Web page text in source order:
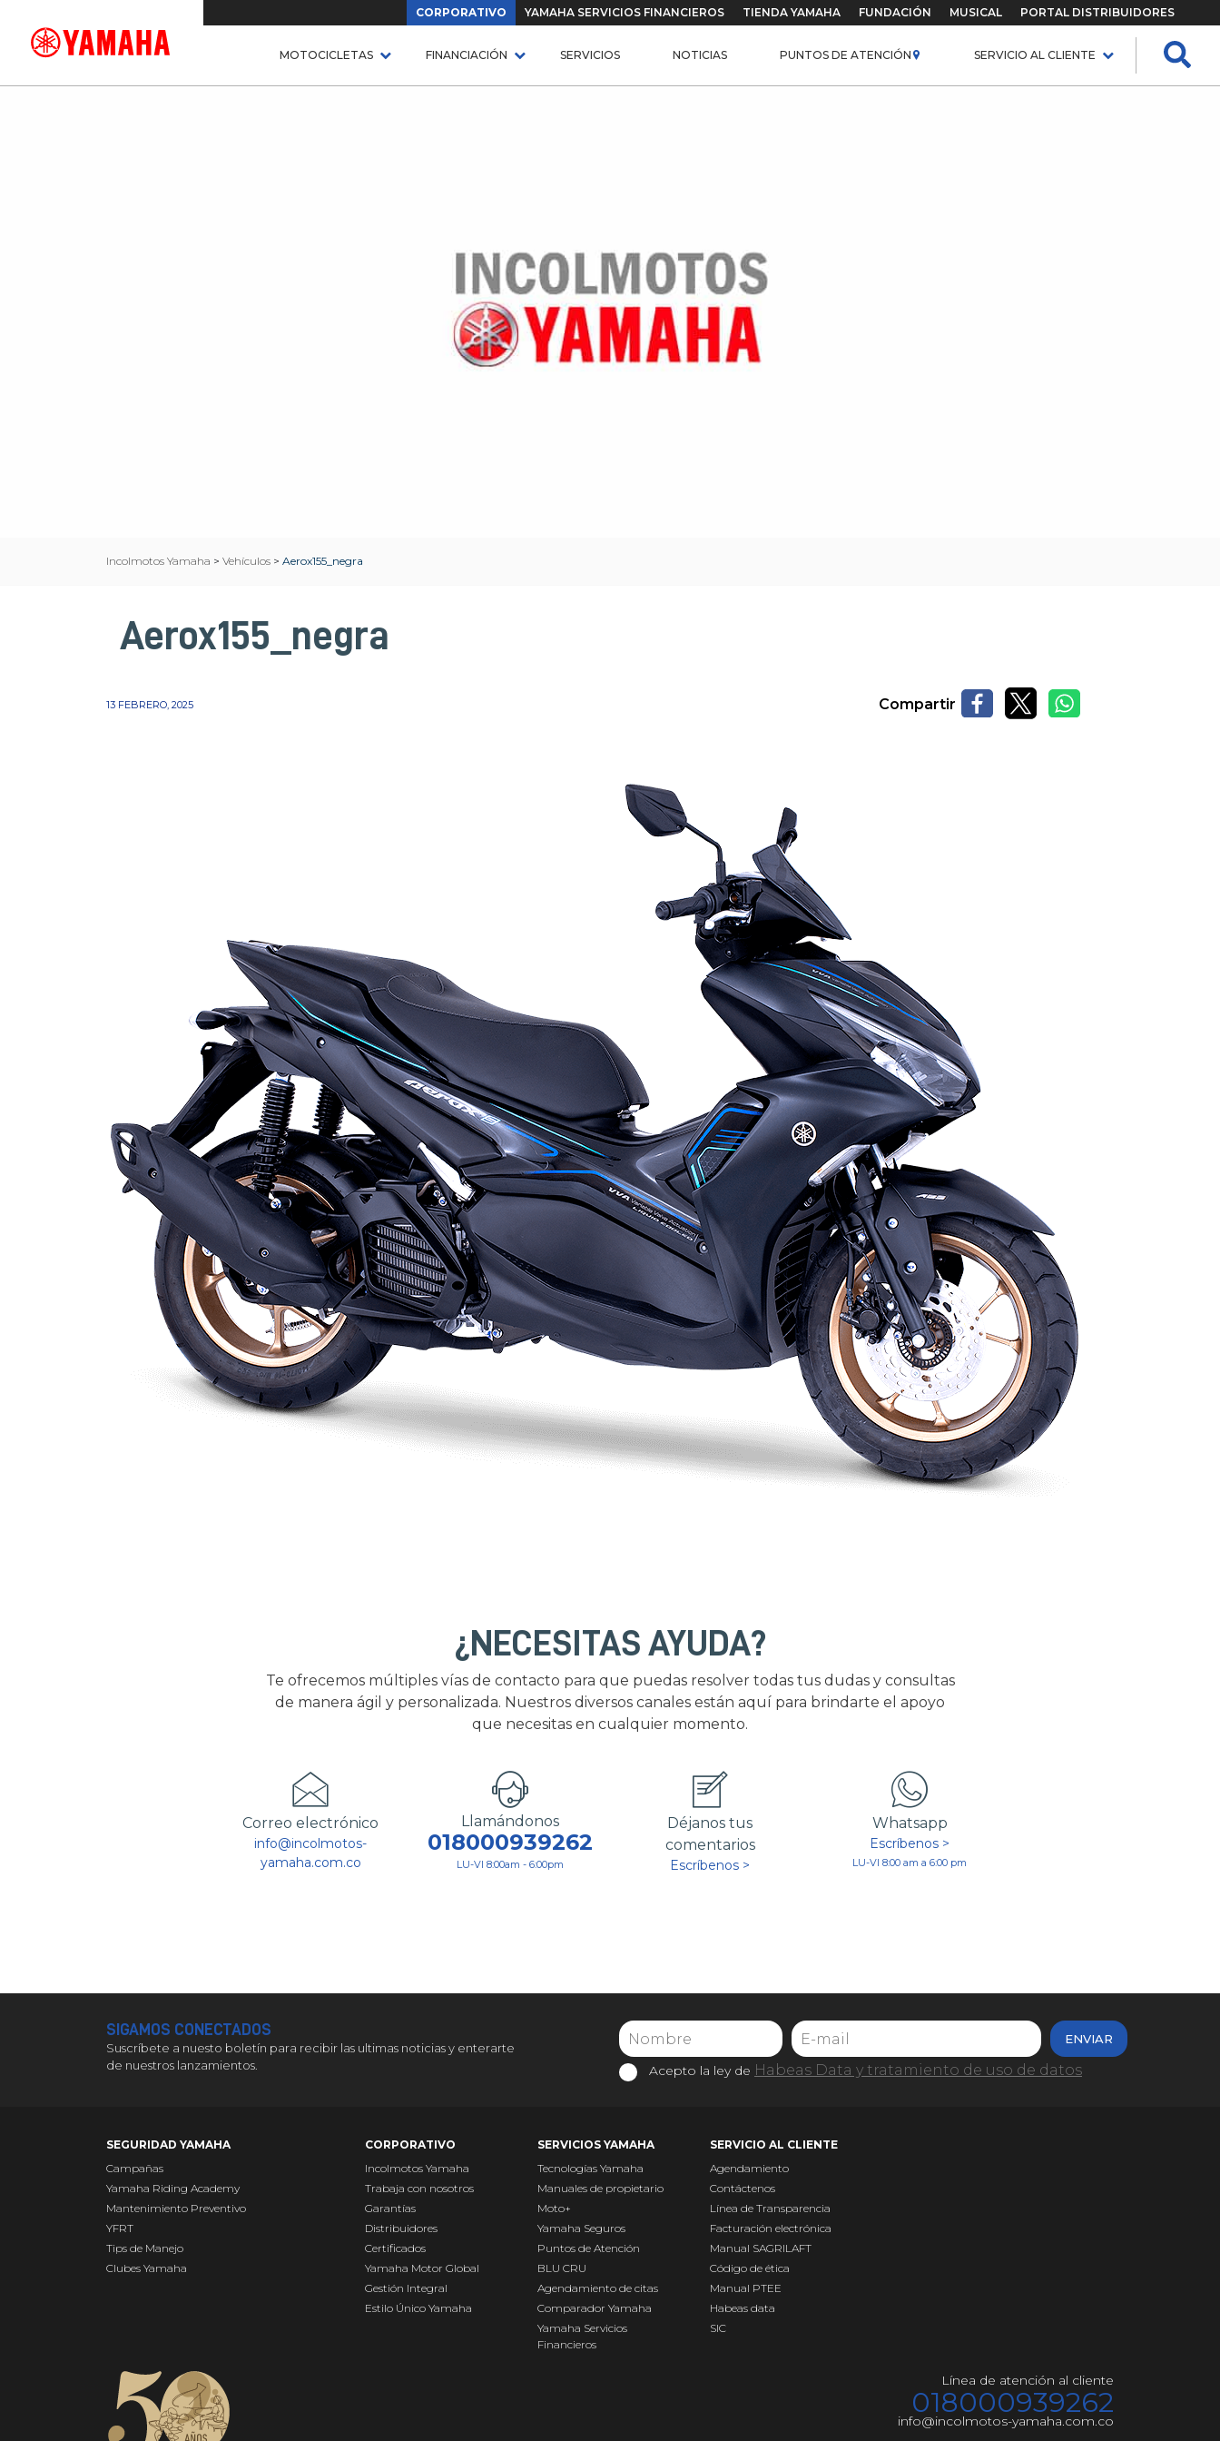
CORPORATIVO YAMAHA SERVICIOS FINANCIEROS TIENDA YAMAHA FUNDACIÓN MUSICAL PORTAL DISTRIBUIDORES
MOTOCICLETAS FINANCIACIÓN SERVICIOS NOTICIAS PUNTOS DE ATENCIÓN SERVICIO AL CLIENTE
Incolmotos Yamaha > Vehículos > Aerox155_negra
Aerox155_negra
13 FEBRERO, 2025 Compartir
¿NECESITAS AYUDA?
Te ofrecemos múltiples vías de contacto para que puedas resolver todas tus dudas y consultas
de manera ágil y personalizada. Nuestros diversos canales están aquí para brindarte el apoyo
que necesitas en cualquier momento.
Correo electrónico
info@incolmotos-
yamaha.com.co
Llamándonos
018000939262
LU-VI 8:00am - 6:00pm
Déjanos tus
comentarios
Escríbenos >
Whatsapp
Escríbenos >
LU-VI 8:00 am a 6:00 pm
SIGAMOS CONECTADOS
Suscríbete a nuesto boletín para recibir las ultimas noticias y enterarte
de nuestros lanzamientos.
ENVIAR
Acepto la ley de Habeas Data y tratamiento de uso de datos
SEGURIDAD YAMAHA
Campañas
Yamaha Riding Academy
Mantenimiento Preventivo
YFRT
Tips de Manejo
Clubes Yamaha
CORPORATIVO
Incolmotos Yamaha
Trabaja con nosotros
Garantías
Distribuidores
Certificados
Yamaha Motor Global
Gestión Integral
Estilo Único Yamaha
SERVICIOS YAMAHA
Tecnologías Yamaha
Manuales de propietario
Moto+
Yamaha Seguros
Puntos de Atención
BLU CRU
Agendamiento de citas
Comparador Yamaha
Yamaha Servicios
Financieros
SERVICIO AL CLIENTE
Agendamiento
Contáctenos
Línea de Transparencia
Facturación electrónica
Manual SAGRILAFT
Código de ética
Manual PTEE
Habeas data
SIC
Línea de atención al cliente
018000939262
info@incolmotos-yamaha.com.co